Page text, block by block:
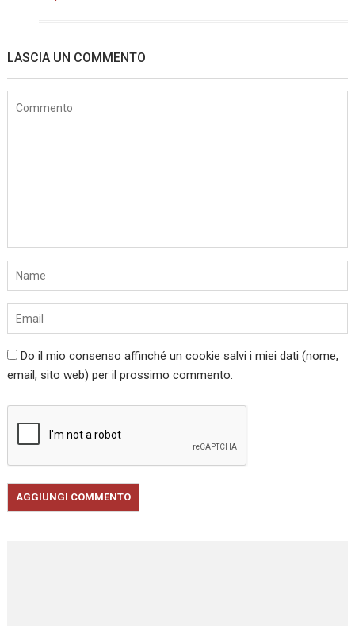
LASCIA UN COMMENTO
Do il mio consenso affinché un cookie salvi i miei dati (nome,
email, sito web) per il prossimo commento.